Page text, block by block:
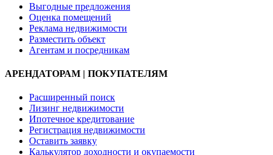
Выгодные предложения
Оценка помещений
Реклама недвижимости
Разместить объект
Агентам и посредникам
АРЕНДАТОРАМ | ПОКУПАТЕЛЯМ
Расширенный поиск
Лизинг недвижимости
Ипотечное кредитование
Регистрация недвижимости
Оставить заявку
Калькулятор доходности и окупаемости